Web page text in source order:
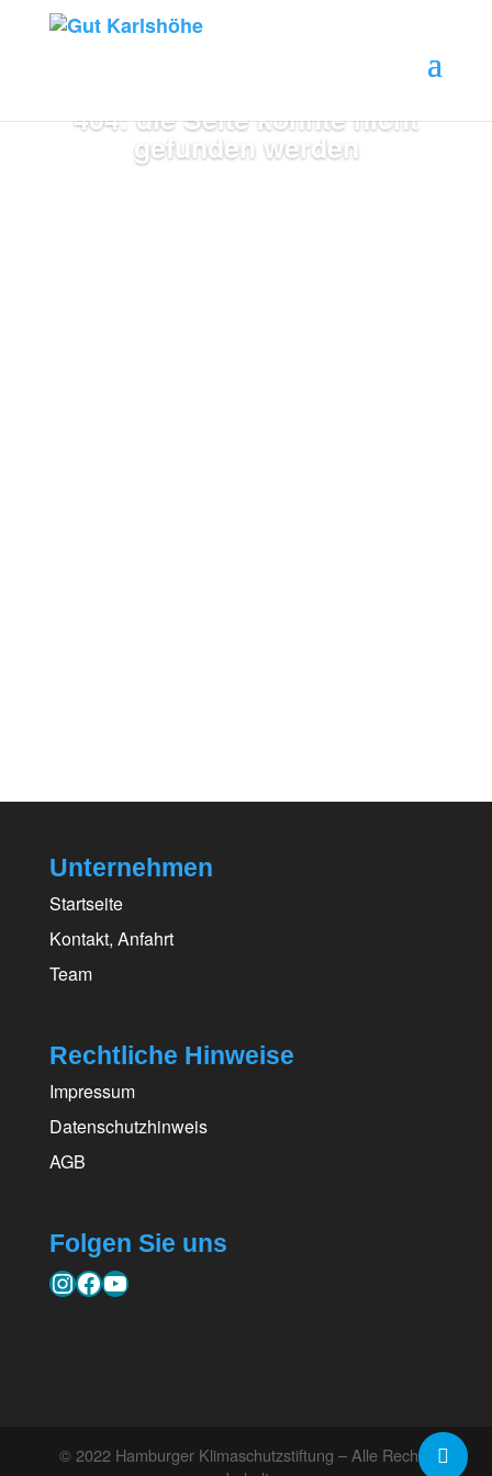
404: die Seite konnte nicht
gefunden werden
Unternehmen
Startseite
Kontakt, Anfahrt
Team
Rechtliche Hinweise
Impressum
Datenschutzhinweis
AGB
Folgen Sie uns
Instagram
Facebook
YouTube
© 2022 Hamburger Klimaschutzstiftung – Alle Rechte
